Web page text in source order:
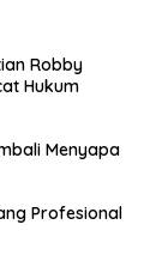
Robby
Hukum
Menyapa
Profesional